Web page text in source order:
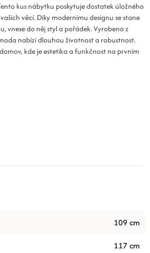
kus nábytku poskytuje dostatek úložného
věcí. Díky modernímu designu se stane
vnese do něj styl a pořádek. Vyrobeno z
nabízí dlouhou životnost a robustnost.
kde je estetika a funkčnost na prvním
109 cm
117 cm